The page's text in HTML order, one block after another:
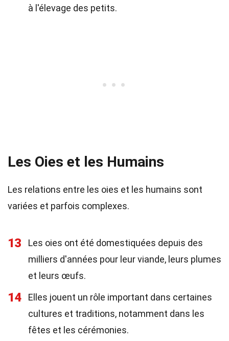
à l'élevage des petits.
Les Oies et les Humains
Les relations entre les oies et les humains sont
variées et parfois complexes.
13
Les oies ont été domestiquées depuis des
milliers d'années pour leur viande, leurs plumes
et leurs œufs.
14
Elles jouent un rôle important dans certaines
cultures et traditions, notamment dans les
fêtes et les cérémonies.